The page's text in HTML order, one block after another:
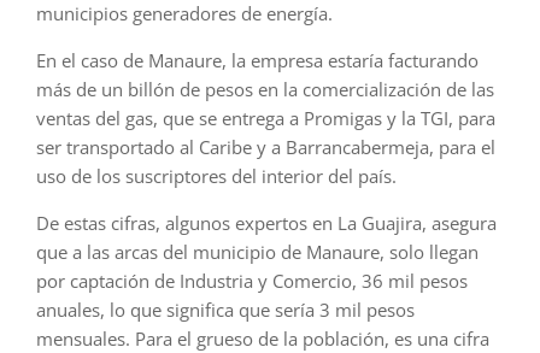
municipios generadores de energía.
En el caso de Manaure, la empresa estaría facturando
más de un billón de pesos en la comercialización de las
ventas del gas, que se entrega a Promigas y la TGI, para
ser transportado al Caribe y a Barrancabermeja, para el
uso de los suscriptores del interior del país.
De estas cifras, algunos expertos en La Guajira, asegura
que a las arcas del municipio de Manaure, solo llegan
por captación de Industria y Comercio, 36 mil pesos
anuales, lo que significa que sería 3 mil pesos
mensuales. Para el grueso de la población, es una cifra